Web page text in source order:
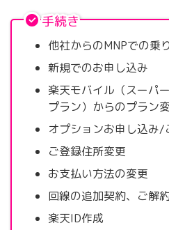
手続き
他社からのMNPでの乗
新規でのお申し込み
楽天モバイル（スーパ
プラン）からのプラン
オプションお申し込み/
ご登録住所変更
お支払い方法の変更
回線の追加契約、ご解
楽天ID作成